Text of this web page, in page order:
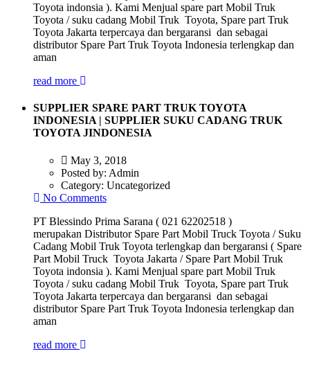
Toyota indonsia ). Kami Menjual spare part Mobil Truk
Toyota / suku cadang Mobil Truk Toyota, Spare part Truk
Toyota Jakarta terpercaya dan bergaransi dan sebagai
distributor Spare Part Truk Toyota Indonesia terlengkap dan
aman
read more
SUPPLIER SPARE PART TRUK TOYOTA
INDONESIA | SUPPLIER SUKU CADANG TRUK
TOYOTA JINDONESIA
May 3, 2018
Posted by: Admin
Category: Uncategorized
No Comments
PT Blessindo Prima Sarana ( 021 62202518 )
merupakan Distributor Spare Part Mobil Truck Toyota / Suku
Cadang Mobil Truk Toyota terlengkap dan bergaransi ( Spare
Part Mobil Truck Toyota Jakarta / Spare Part Mobil Truk
Toyota indonsia ). Kami Menjual spare part Mobil Truk
Toyota / suku cadang Mobil Truk Toyota, Spare part Truk
Toyota Jakarta terpercaya dan bergaransi dan sebagai
distributor Spare Part Truk Toyota Indonesia terlengkap dan
aman
read more